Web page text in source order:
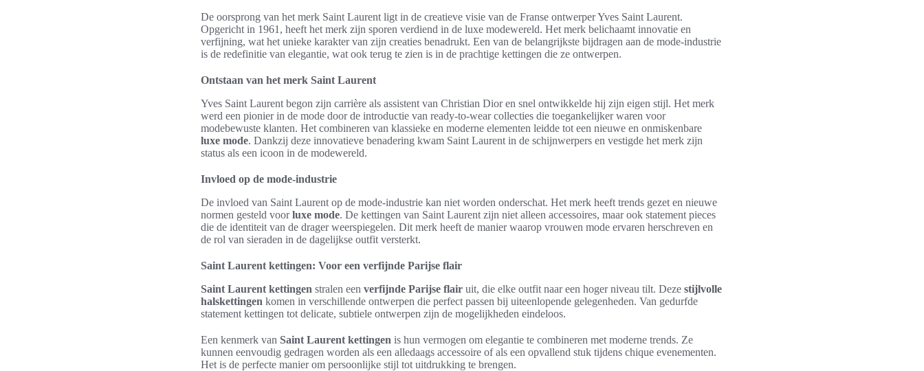
De oorsprong van het merk Saint Laurent ligt in de creatieve visie van de Franse ontwerper Yves Saint Laurent.
Opgericht in 1961, heeft het merk zijn sporen verdiend in de luxe modewereld. Het merk belichaamt innovatie en
verfijning, wat het unieke karakter van zijn creaties benadrukt. Een van de belangrijkste bijdragen aan de mode-industrie
is de redefinitie van elegantie, wat ook terug te zien is in de prachtige kettingen die ze ontwerpen.
Ontstaan van het merk Saint Laurent
Yves Saint Laurent begon zijn carrière als assistent van Christian Dior en snel ontwikkelde hij zijn eigen stijl. Het merk
werd een pionier in de mode door de introductie van ready-to-wear collecties die toegankelijker waren voor
modebewuste klanten. Het combineren van klassieke en moderne elementen leidde tot een nieuwe en onmiskenbare
luxe mode. Dankzij deze innovatieve benadering kwam Saint Laurent in de schijnwerpers en vestigde het merk zijn
status als een icoon in de modewereld.
Invloed op de mode-industrie
De invloed van Saint Laurent op de mode-industrie kan niet worden onderschat. Het merk heeft trends gezet en nieuwe
normen gesteld voorluxe mode. De kettingen van Saint Laurent zijn niet alleen accessoires, maar ook statement pieces
die de identiteit van de drager weerspiegelen. Dit merk heeft de manier waarop vrouwen mode ervaren herschreven en
de rol van sieraden in de dagelijkse outfit versterkt.
Saint Laurent kettingen: Voor een verfijnde Parijse flair
Saint Laurent kettingen stralen een verfijnde Parijse flair uit, die elke outfit naar een hoger niveau tilt. Deze stijlvolle
halskettingen komen in verschillende ontwerpen die perfect passen bij uiteenlopende gelegenheden. Van gedurfde
statement kettingen tot delicate, subtiele ontwerpen zijn de mogelijkheden eindeloos.
Een kenmerk van Saint Laurent kettingen is hun vermogen om elegantie te combineren met moderne trends. Ze
kunnen eenvoudig gedragen worden als een alledaags accessoire of als een opvallend stuk tijdens chique evenementen.
Het is de perfecte manier om persoonlijke stijl tot uitdrukking te brengen.